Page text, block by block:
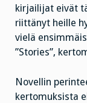
kirjailijat eivät
riittänyt heille
vielä
”Stories”,
Novellin
kertomuksista